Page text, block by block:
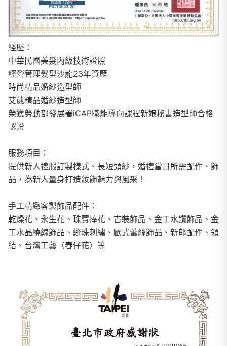
經歷：
中華民國美髮丙級技術證照
經營管理髮型沙龍23年資歷
時尚精品婚紗造型師
艾葳精品婚紗造型師
榮獲勞動部發展署iCAP職能導向課程新娘秘書造型師合格
認證
服務項目：
提供新人禮服訂製樣式、長短頭紗，婚禮當日所需配件、飾
品，為新人量身打造妝飾魅力與風采！
手工精緻客製飾品配件：
乾燥花、永生花、珠寶捧花、古裝飾品、金工水鑽飾品、金
工水晶繞線飾品、縫珠刺繡、歐式蕾絲飾品、新郎配件、領
結、台灣工藝（春仔花）等